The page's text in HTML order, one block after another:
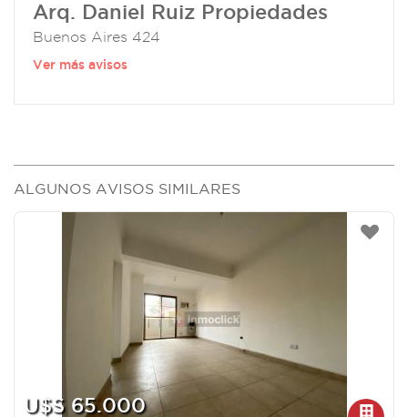
Arq. Daniel Ruiz Propiedades
Buenos Aires 424
Ver más avisos
ALGUNOS AVISOS SIMILARES
U$S 65.000